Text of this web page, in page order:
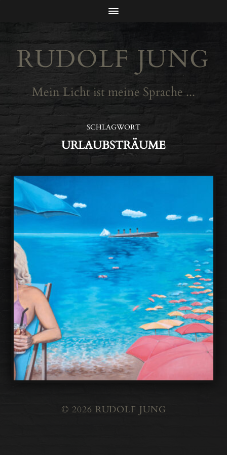
RUDOLF JUNG
Mein Licht ist meine Sprache ...
SCHLAGWORT
URLAUBSTRÄUME
© 2026 RUDOLF JUNG